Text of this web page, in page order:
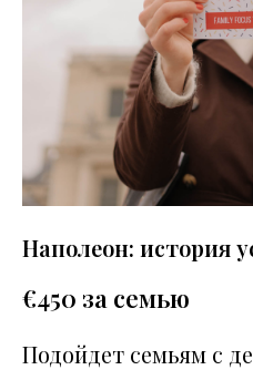
Наполеон: история
€450 за семью
Подойдет семьям с